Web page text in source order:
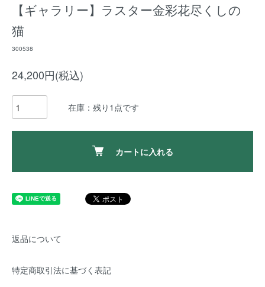
【ギャラリー】ラスター金彩花尽くしの
猫
300538
24,200円(税込)
在庫：残り1点です
カートに入れる
返品について
特定商取引法に基づく表記